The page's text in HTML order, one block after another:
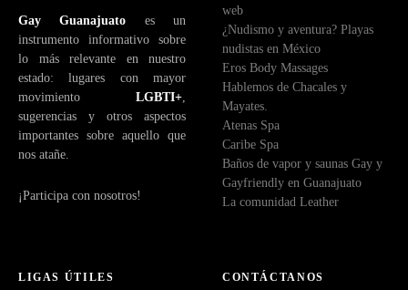
Gay Guanajuato es un
instrumento informativo sobre
lo más relevante en nuestro
estado: lugares con mayor
movimiento LGBTI+
sugerencias y otros aspectos
importantes sobre aquello que
nos atañe.
¡Participa con nosotros!
web
¿Nudismo y aventura? Playas
nudistas en México
Eros Body Massages
Hablemos de Chacales y
Mayates.
Atenas Spa
Caribe Spa
Baños de vapor y saunas Gay y
Gayfriendly en Guanajuato
La comunidad Leather
LIGAS ÚTILES CONTÁCTANOS